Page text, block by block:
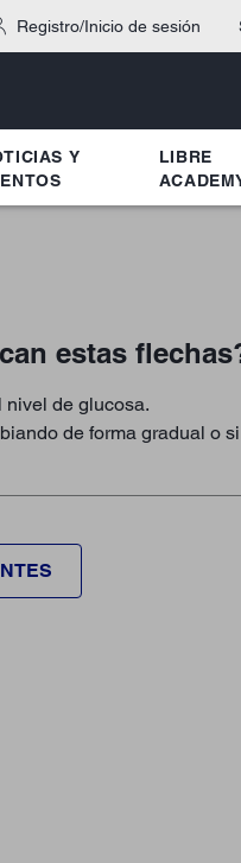
Registro/Inicio de sesión
Y
LIBRE
estas
de glucosa.
de forma gradual o